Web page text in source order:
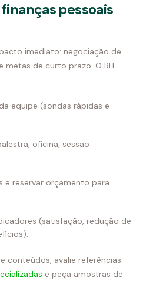
pessoais
imediato: negociação de
metas de curto prazo. O RH
equipe (sondas rápidas e
oficina, sessão
e reservar orçamento para
(satisfação, redução de
conteúdos, avalie referências
e peça amostras de